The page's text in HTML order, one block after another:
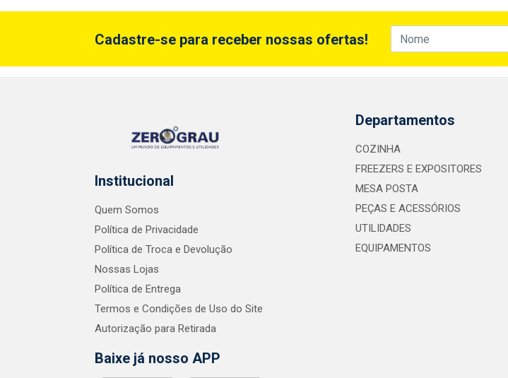
Cadastre-se para receber nossas ofertas!
Institucional
Quem Somos
Política de Privacidade
Política de Troca e Devolução
Nossas Lojas
Política de Entrega
Termos e Condições de Uso do Site
Autorização para Retirada
Baixe já nosso APP
Departamentos
COZINHA
FREEZERS E EXPOSITORES
MESA POSTA
PEÇAS E ACESSÓRIOS
UTILIDADES
EQUIPAMENTOS